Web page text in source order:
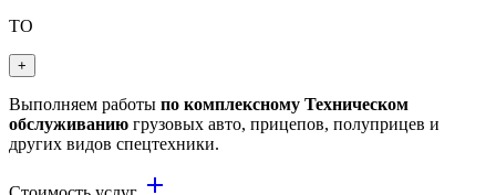
ТО
+
Выполняем работы по комплексному Техническом
обслуживанию грузовых авто, прицепов, полуприцев и
других видов спецтехники.
add